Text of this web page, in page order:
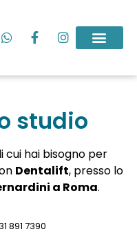
studio
cui hai bisogno per
Dentalift, presso lo
a Roma.
891 7390